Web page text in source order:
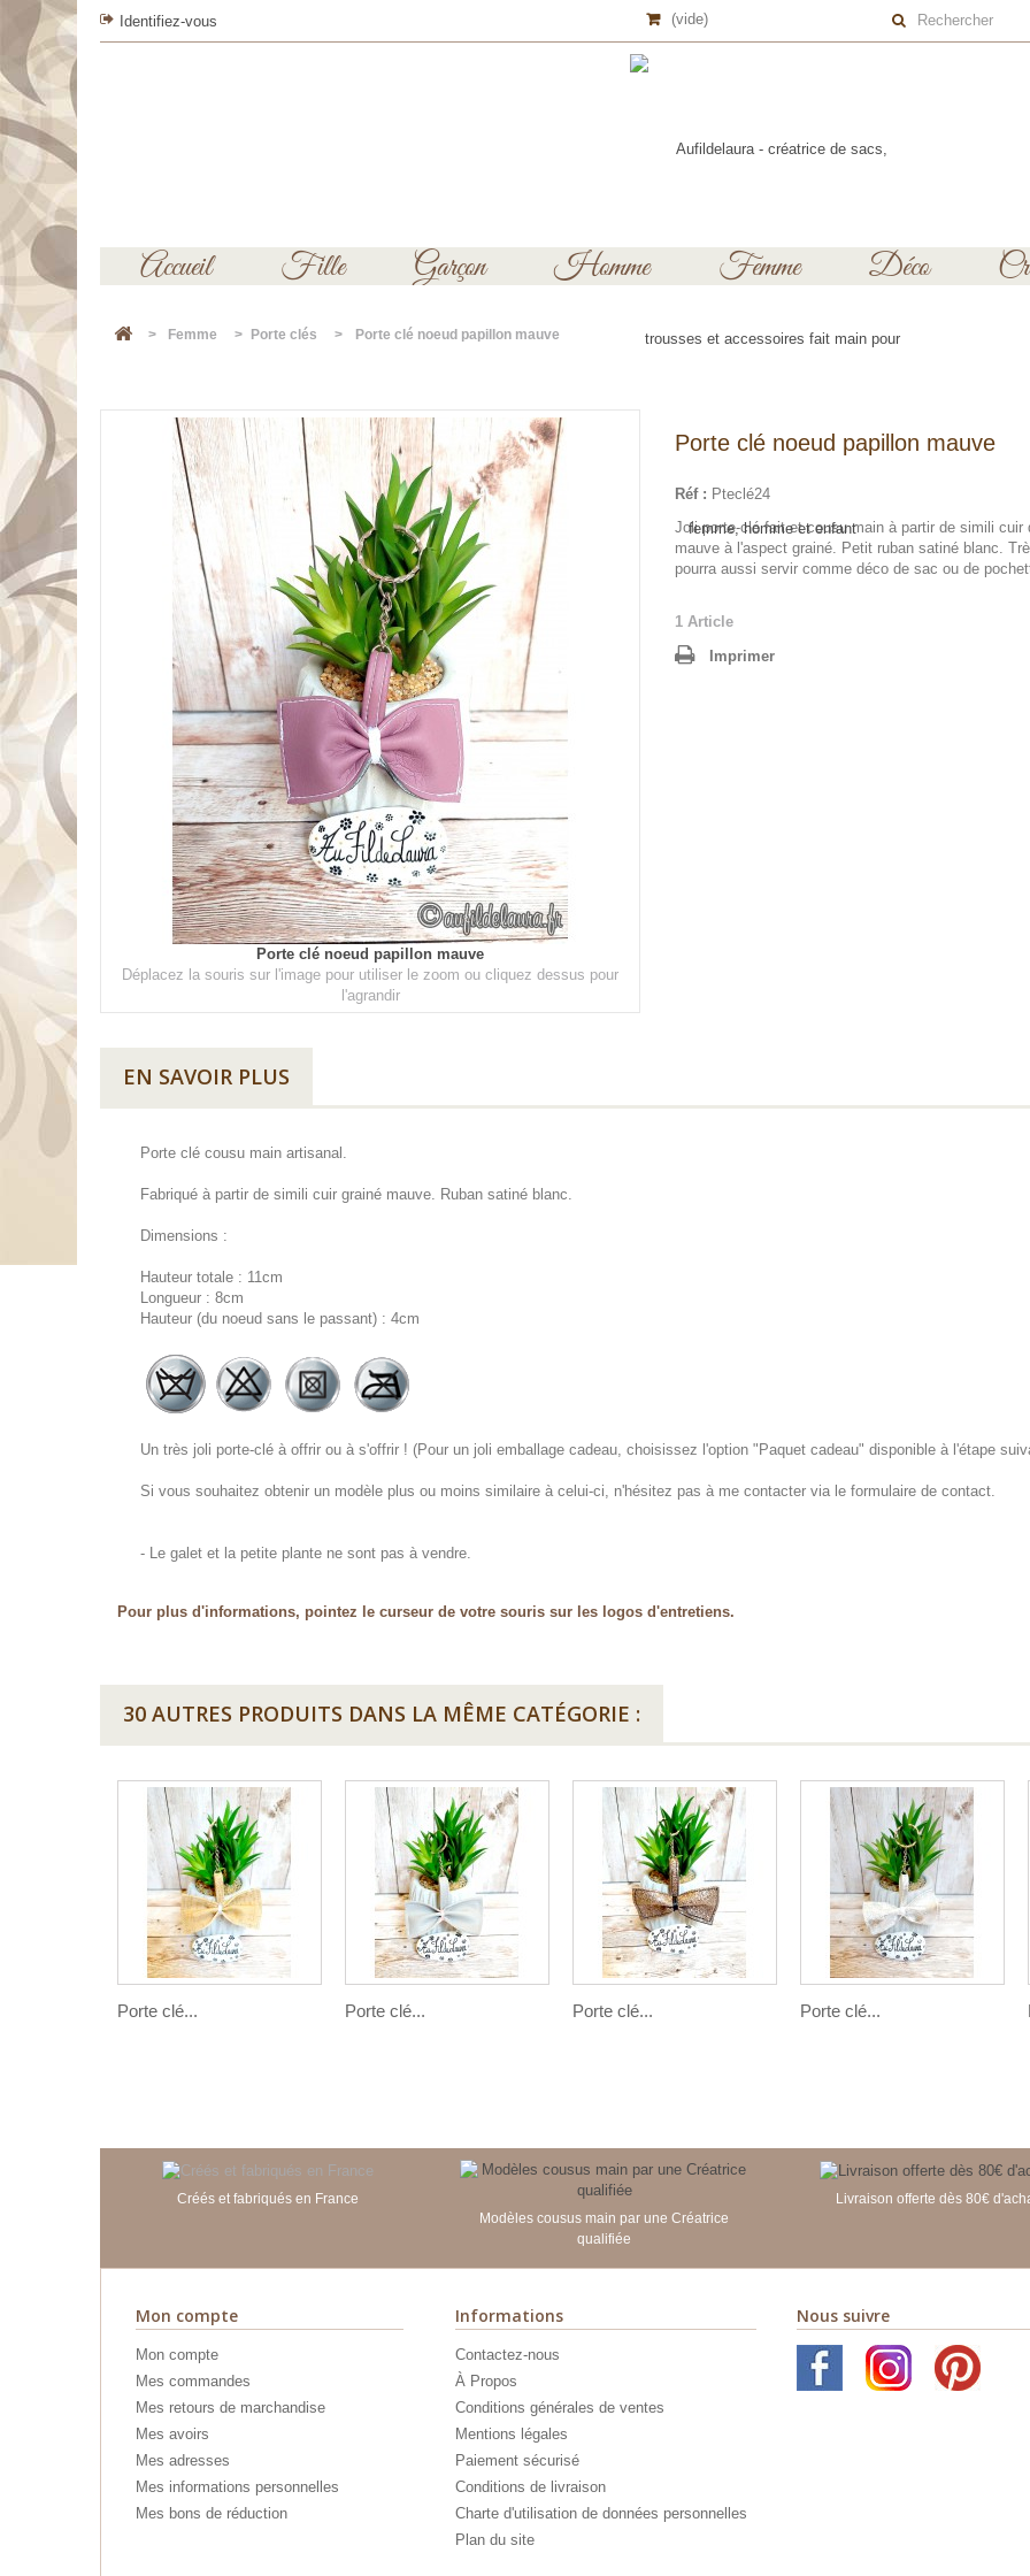
Identifiez-vous (vide)
Accueil Fille Garçon Homme Femme Déco
> Femme > Porte clés > Porte clé noeud papillon mauve
Porte clé noeud papillon mauve
Déplacez la souris sur l'image pour utiliser le zoom ou cliquez dessus pour
l'agrandir
Porte clé noeud papillon mauve
Réf : Pteclé24
Joli porte-clé fait et cousu main à partir de simili cuir
mauve à l'aspect grainé. Petit ruban satiné blanc.
pourra aussi servir comme déco de sac ou de
1 Article
Imprimer
EN SAVOIR PLUS
Porte clé cousu main artisanal.
Fabriqué à partir de simili cuir grainé mauve. Ruban satiné blanc.
Dimensions :
Hauteur totale : 11cm
Longueur : 8cm
Hauteur (du noeud sans le passant) : 4cm
Un très joli porte-clé à offrir ou à s'offrir ! (Pour un joli emballage cadeau, choisissez l'option "Paquet cadeau" disponible à l'étape
Si vous souhaitez obtenir un modèle plus ou moins similaire à celui-ci, n'hésitez pas à me contacter via le formulaire de contact.
- Le galet et la petite plante ne sont pas à vendre.
Pour plus d'informations, pointez le curseur de votre souris sur les logos d'entretiens.
30 AUTRES PRODUITS DANS LA MÊME CATÉGORIE :
Porte clé... Porte clé... Porte clé... Porte clé...
Créés et fabriqués en France
Modèles cousus main par une Créatrice
qualifiée
Livraison offerte dès 80€
Mon compte
Mon compte
Mes commandes
Mes retours de marchandise
Mes avoirs
Mes adresses
Mes informations personnelles
Mes bons de réduction
Informations
Contactez-nous
À Propos
Conditions générales de ventes
Mentions légales
Paiement sécurisé
Conditions de livraison
Charte d'utilisation de données personnelles
Plan du site
Nous suivre